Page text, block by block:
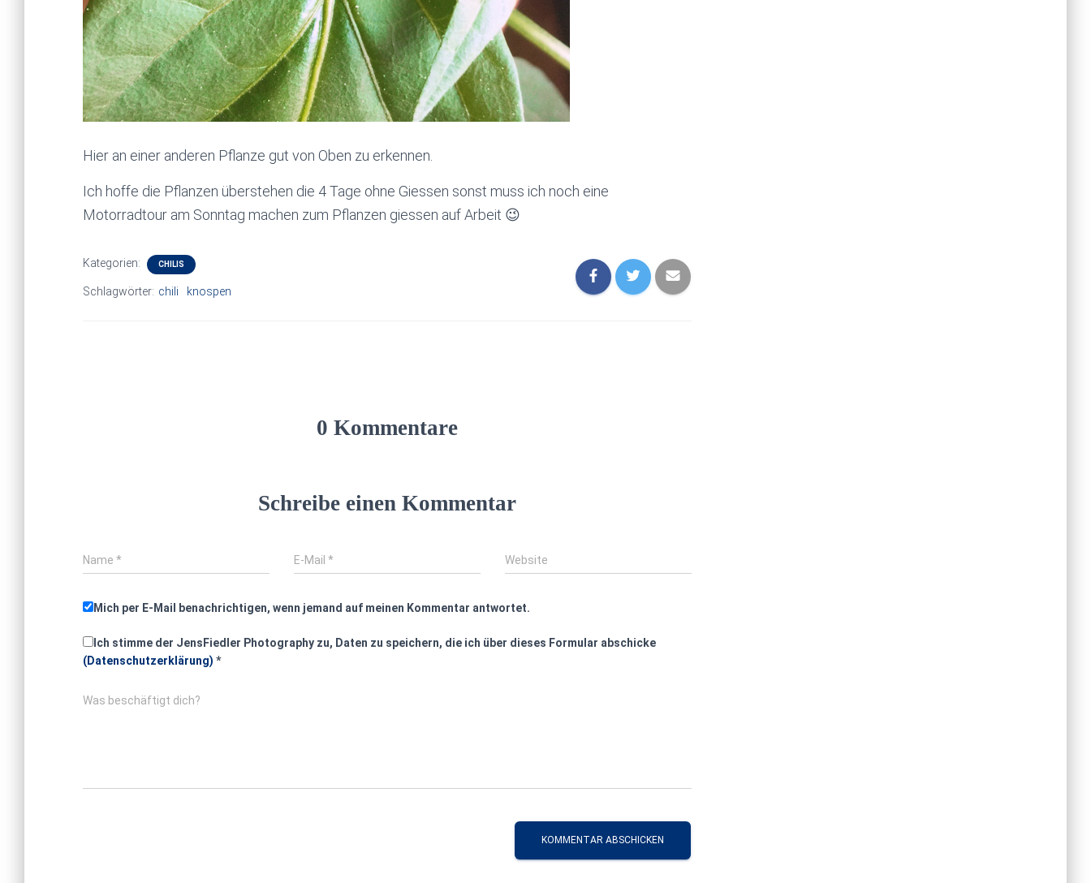
Hier an einer anderen Pflanze gut von Oben zu erkennen.
Ich hoffe die Pflanzen überstehen die 4 Tage ohne Giessen sonst muss ich noch eine
Motorradtour am Sonntag machen zum Pflanzen giessen auf Arbeit 😉
Kategorien: CHILIS
Schlagwörter: chili knospen
0 Kommentare
Schreibe einen Kommentar
Name * E-Mail * Website
Mich per E-Mail benachrichtigen, wenn jemand auf meinen Kommentar antwortet.
Ich stimme der JensFiedler Photography zu, Daten zu speichern, die ich über dieses Formular abschicke
(Datenschutzerklärung) *
Was beschäftigt dich?